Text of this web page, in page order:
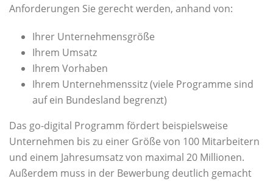
Anforderungen Sie gerecht werden, anhand von:
Ihrer Unternehmensgröße
Ihrem Umsatz
Ihrem Vorhaben
Ihrem Unternehmenssitz (viele Programme sind
auf ein Bundesland begrenzt)
Das go-digital Programm fördert beispielsweise
Unternehmen bis zu einer Größe von 100 Mitarbeitern
und einem Jahresumsatz von maximal 20 Millionen.
Außerdem muss in der Bewerbung deutlich gemacht